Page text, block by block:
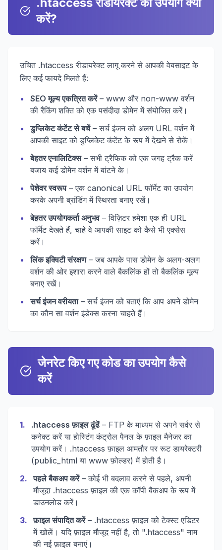
करें?
उचित .htaccess रीडायरेक्ट लागू करने से आपकी वेबसाइट के
लिए कई फायदे मिलते हैं:
• SEO मूल्य एकत्रित करें– www और non-www वर्शन
की रैंकिंग शक्ति को एक पसंदीदा डोमेन में संयोजित करें।
•
डुप्लिकेट कंटेंट से बचें– सर्च इंजन को अलग URL वर्शन में
आपकी साइट को डुप्लिकेट कंटेंट के रूप में देखने से रोकें।
•
बेहतर एनालिटिक्स– सभी ट्रैफिक को एक जगह ट्रैक करें
बजाय कई डोमेन वर्शन में बांटने के।
•
पेशेवर स्वरूप– एक canonical URL फॉर्मेट का उपयोग
करके अपनी ब्रांडिंग में स्थिरता बनाए रखें।
•
बेहतर उपयोगकर्ता अनुभव– विज़िटर हमेशा एक ही URL
फॉर्मेट देखते हैं, चाहे वे आपकी साइट को कैसे भी एक्सेस
करें।
•
लिंक इक्विटी संरक्षण– जब आपके पास डोमेन के अलग-अलग
वर्शन की ओर इशारा करने वाले बैकलिंक हों तो बैकलिंक मूल्य
बनाए रखें।
•
सर्च इंजन वरीयता– सर्च इंजन को बताएं कि आप अपने डोमेन
का कौन सा वर्शन इंडेक्स करना चाहते हैं।
जेनरेट किए गए कोड का उपयोग कैसे
करें
1. .htaccess फ़ाइल ढूंढें– FTP के माध्यम से अपने सर्वर से
कनेक्ट करें या होस्टिंग कंट्रोल पैनल के फ़ाइल मैनेजर का
उपयोग करें। .htaccess फ़ाइल आमतौर पर रूट डायरेक्टरी
(public_html या www फ़ोल्डर) में होती है।
2. पहले बैकअप करें– कोई भी बदलाव करने से पहले, अपनी
मौजूदा .htaccess फ़ाइल की एक कॉपी बैकअप के रूप में
डाउनलोड करें।
3. फ़ाइल संपादित करें– .htaccess फ़ाइल को टेक्स्ट एडिटर
में खोलें। यदि फ़ाइल मौजूद नहीं है, तो ".htaccess" नाम
की नई फ़ाइल बनाएं।